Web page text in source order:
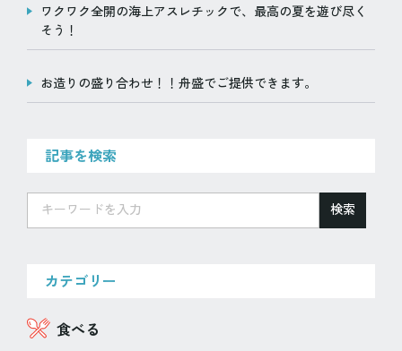
ワクワク全開の海上アスレチックで、最高の夏を遊び尽く
そう！
お造りの盛り合わせ！！舟盛でご提供できます。
記事を検索
検索
カテゴリー
食べる